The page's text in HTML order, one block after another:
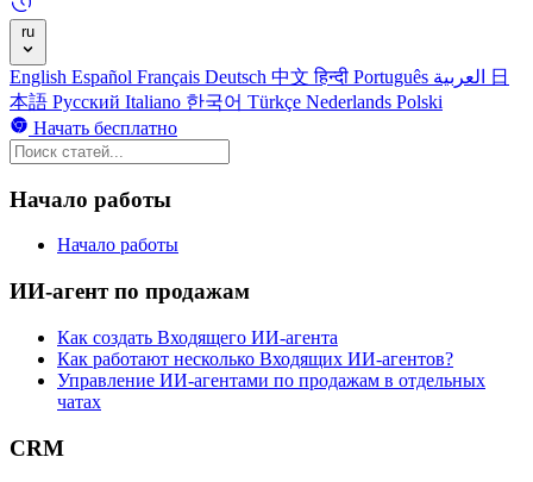
ru
English Español Français Deutsch 中文हिन्दी Português
日
本語 Русский Italiano 한국어 Türkçe Nederlands Polski
Начать бесплатно
Начало работы
Начало работы
ИИ-агент по продажам
Как создать Входящего ИИ-агента
Как работают несколько Входящих ИИ-агентов?
Управление ИИ-агентами по продажам в отдельных
чатах
CRM